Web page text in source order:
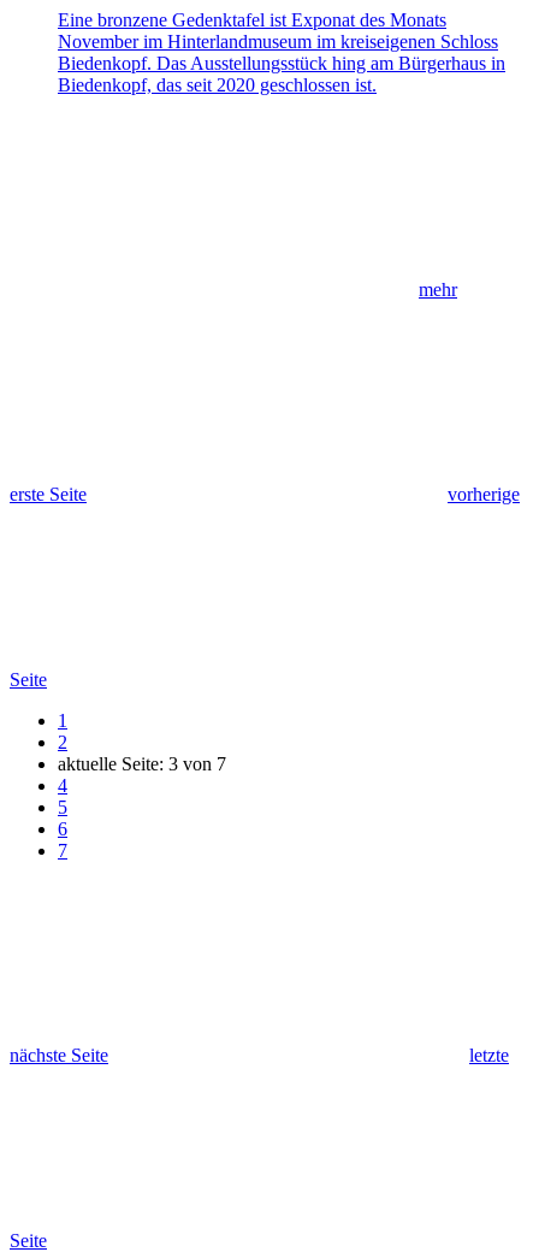
Eine bronzene Gedenktafel ist Exponat des Monats
November im Hinterlandmuseum im kreiseigenen Schloss
Biedenkopf. Das Ausstellungsstück hing am Bürgerhaus in
Biedenkopf, das seit 2020 geschlossen ist.
mehr
erste Seite vorherige
Seite
1
2
aktuelle Seite: 3 von 7
4
5
6
7
nächste Seite letzte
Seite